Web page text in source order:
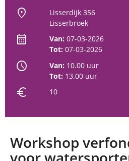
location_on
Lisserdijk 356
Lisserbroek
calendar_month Van: 07-03-2026
Tot: 07-03-2026
schedule Van: 10.00 uur
Tot: 13.00 uur
euro 10
Workshop